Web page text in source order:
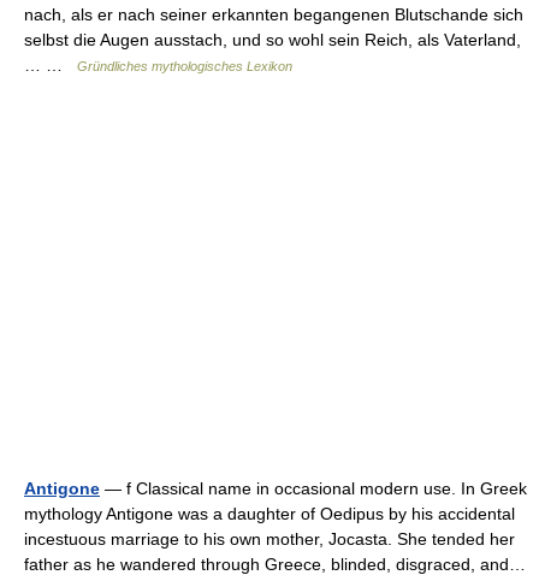
nach, als er nach seiner erkannten begangenen Blutschande sich
selbst die Augen ausstach, und so wohl sein Reich, als Vaterland,
Gründliches mythologisches Lexikon
Antigone — f Classical name in occasional modern use. In Greek
mythology Antigone was a daughter of Oedipus by his accidental
incestuous marriage to his own mother, Jocasta. She tended her
father as he wandered through Greece, blinded, disgraced, and…